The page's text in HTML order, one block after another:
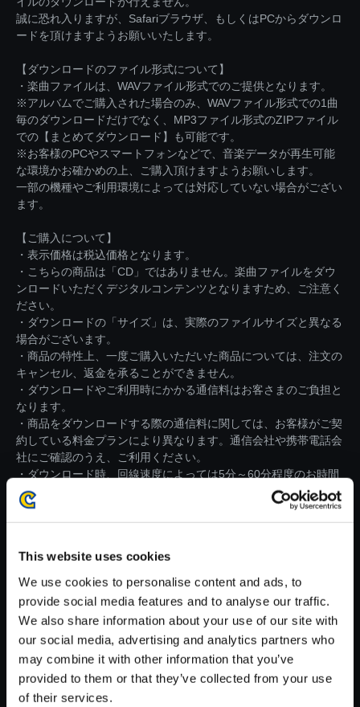
This website uses cookies
We use cookies to personalise content and ads, to
provide social media features and to analyse our traffic.
We also share information about your use of our site with
our social media, advertising and analytics partners who
may combine it with other information that you’ve
provided to them or that they’ve collected from your use
of their services.
誠に恐れ入りますが、Safariブラウザ、もしくはPCからダウンロ
ードを頂けますようお願いいたします。
【ダウンロードのファイル形式について】
・楽曲ファイルは、WAVファイル形式でのご提供となります。
※アルバムでご購入された場合のみ、WAVファイル形式での1曲
毎のダウンロードだけでなく、MP3ファイル形式のZIPファイル
での【まとめてダウンロード】も可能です。
※お客様のPCやスマートフォンなどで、音楽データが再生可能
な環境かお確かめの上、ご購入頂けますようお願いします。
一部の機種やご利用環境によっては対応していない場合がござい
ます。
【ご購入について】
・表示価格は税込価格となります。
・こちらの商品は「CD」ではありません。楽曲ファイルをダウ
ンロードいただくデジタルコンテンツとなりますため、ご注意く
ださい。
・ダウンロードの「サイズ」は、実際のファイルサイズと異なる
場合がございます。
・商品の特性上、一度ご購入いただいた商品については、注文の
キャンセル、返金を承ることができません。
・ダウンロードやご利用時にかかる通信料はお客さまのご負担と
なります。
・商品をダウンロードする際の通信料に関しては、お客様がご契
約している料金プランにより異なります。通信会社や携帯電話会
社にご確認のうえ、ご利用ください。
・ダウンロード時、回線速度によっては5分～60分程度のお時間
がかかる場合がございます。
※ご購入いただいたファイルのダウンロードの際には、通信環境
が安定しているWifi環境でお試しください。
【単曲】ロックマン11 運命の歯
車！！ オリジナルサウンドトラ
ック GAME OVER